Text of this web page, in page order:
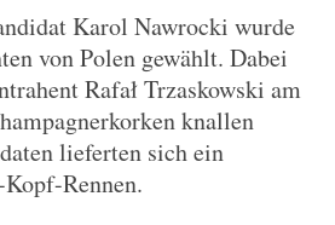
Karol Nawrocki wurde
von Polen gewählt. Dabei
Rafał Trzaskowski am
knallen
lieferten sich ein
Rennen.